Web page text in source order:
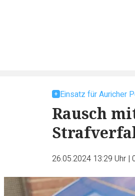
Einsatz für Auricher
Rausch
26.05.2024 13:29 Uhr |